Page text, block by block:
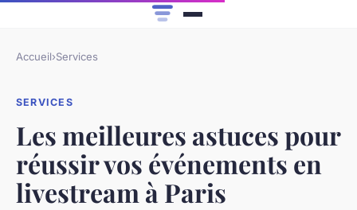
Accueil›Services
SERVICES
Les meilleures astuces pour
réussir vos événements en
livestream à Paris